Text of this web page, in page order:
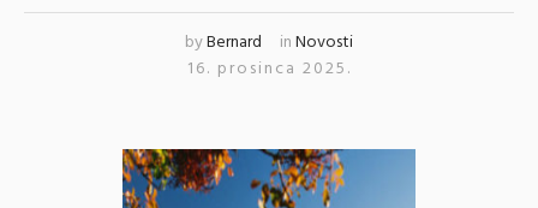
byBernard inNovosti
16. prosinca 2025.